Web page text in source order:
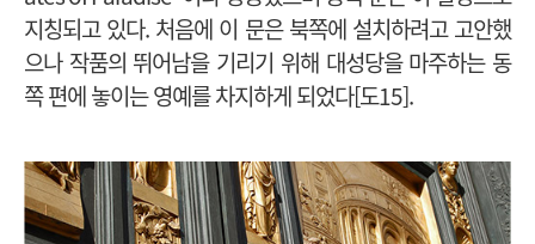
지칭되고 있다. 처음에 이 문은 북쪽에 설치하려고 고안했
으나 작품의 뛰어남을 기리기 위해 대성당을 마주하는 동
쪽 편에 놓이는 영예를 차지하게 되었다[도15].